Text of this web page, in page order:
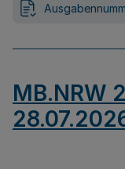
MB.NRW